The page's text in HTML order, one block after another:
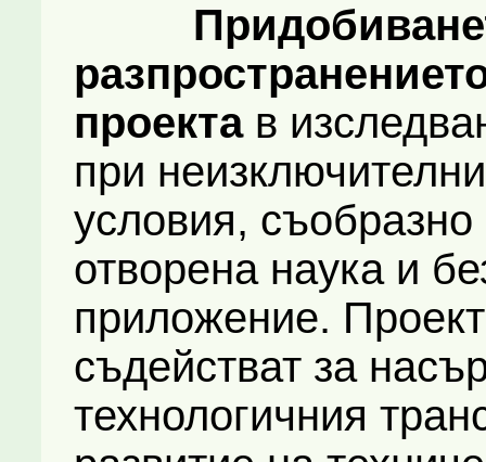
проектав
при
условия, съобразно
отворена наука и
приложение.
съдействат за
технологичния